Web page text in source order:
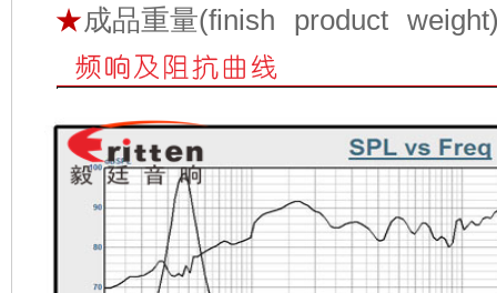
★成品重量(finish product